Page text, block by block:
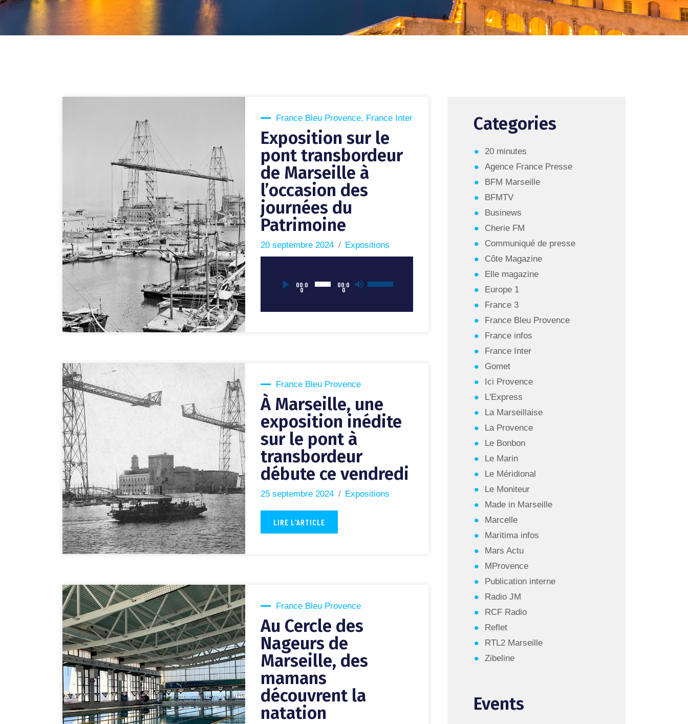
France Bleu Provence, France Inter
Exposition sur le
pont transbordeur
de Marseille à
l’occasion des
journées du
Patrimoine
20 septembre 2024 Expositions
Lecteur
audio
00:0
0
00:0
0
Utilisez
France Bleu Provence
À Marseille, une
exposition inédite
sur le pont à
transbordeur
débute ce vendredi
25 septembre 2024 Expositions
LIRE L'ARTICLE
France Bleu Provence
Au Cercle des
Nageurs de
Marseille, des
mamans
découvrent la
natation
Categories
20 minutes
Agence France Presse
BFM Marseille
BFMTV
Businews
Cherie FM
Communiqué de presse
Côte Magazine
Elle magazine
Europe 1
France 3
France Bleu Provence
France infos
France Inter
Gomet
Ici Provence
L'Express
La Marseillaise
La Provence
Le Bonbon
Le Marin
Le Méridional
Le Moniteur
Made in Marseille
Marcelle
Maritima infos
Mars Actu
MProvence
Publication interne
Radio JM
RCF Radio
Reflet
RTL2 Marseille
Zibeline
Events